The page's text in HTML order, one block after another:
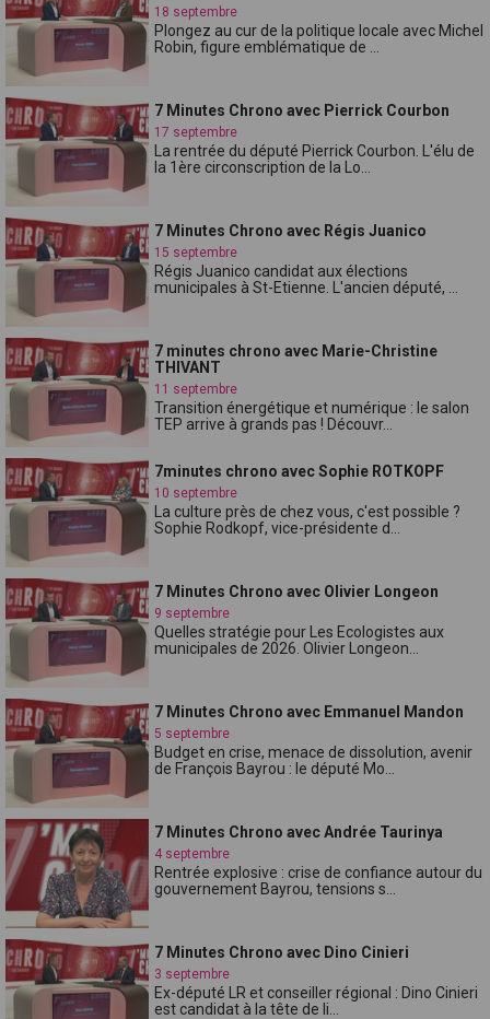
18 septembre
Plongez au cur de la politique locale avec Michel
Robin, figure emblématique de ...
7 Minutes Chrono avec Pierrick Courbon
17 septembre
La rentrée du député Pierrick Courbon. L'élu de
la 1ère circonscription de la Lo...
7 Minutes Chrono avec Régis Juanico
15 septembre
Régis Juanico candidat aux élections
municipales à St-Etienne. L'ancien député, ...
7 minutes chrono avec Marie-Christine
THIVANT
11 septembre
Transition énergétique et numérique : le salon
TEP arrive à grands pas ! Découvr...
7minutes chrono avec Sophie ROTKOPF
10 septembre
La culture près de chez vous, c'est possible ?
Sophie Rodkopf, vice-présidente d...
7 Minutes Chrono avec Olivier Longeon
9 septembre
Quelles stratégie pour Les Ecologistes aux
municipales de 2026. Olivier Longeon...
7 Minutes Chrono avec Emmanuel Mandon
5 septembre
Budget en crise, menace de dissolution, avenir
de François Bayrou : le député Mo...
7 Minutes Chrono avec Andrée Taurinya
4 septembre
Rentrée explosive : crise de confiance autour du
gouvernement Bayrou, tensions s...
7 Minutes Chrono avec Dino Cinieri
3 septembre
Ex-député LR et conseiller régional : Dino Cinieri
est candidat à la tête de li...